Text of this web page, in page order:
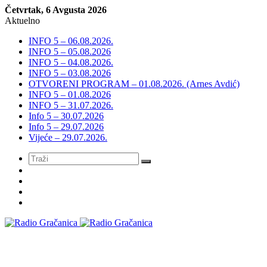
Četvrtak, 6 Avgusta 2026
Aktuelno
INFO 5 – 06.08.2026.
INFO 5 – 05.08.2026
INFO 5 – 04.08.2026.
INFO 5 – 03.08.2026
OTVORENI PROGRAM – 01.08.2026. (Arnes Avdić)
INFO 5 – 01.08.2026
INFO 5 – 31.07.2026.
Info 5 – 30.07.2026
Info 5 – 29.07.2026
Vijeće – 29.07.2026.
Meni